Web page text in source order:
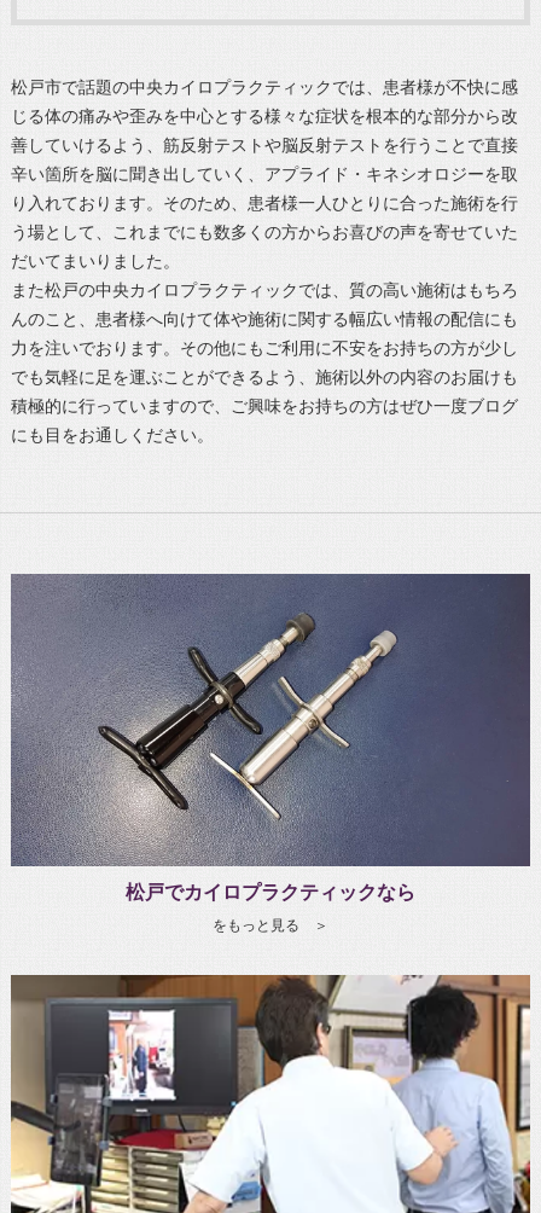
松戸市で話題の中央カイロプラクティックでは、患者様が不快に感
じる体の痛みや歪みを中心とする様々な症状を根本的な部分から改
善していけるよう、筋反射テストや脳反射テストを行うことで直接
辛い箇所を脳に聞き出していく、アプライド・キネシオロジーを取
り入れております。そのため、患者様一人ひとりに合った施術を行
う場として、これまでにも数多くの方からお喜びの声を寄せていた
だいてまいりました。
また松戸の中央カイロプラクティックでは、質の高い施術はもちろ
んのこと、患者様へ向けて体や施術に関する幅広い情報の配信にも
力を注いでおります。その他にもご利用に不安をお持ちの方が少し
でも気軽に足を運ぶことができるよう、施術以外の内容のお届けも
積極的に行っていますので、ご興味をお持ちの方はぜひ一度ブログ
にも目をお通しください。
松戸でカイロプラクティックなら
をもっと見る ＞